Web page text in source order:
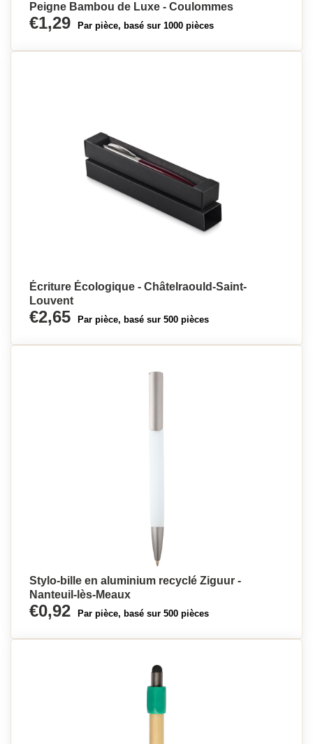
Peigne Bambou de Luxe - Coulommes
€1,29 Par pièce, basé sur 1000 pièces
Écriture Écologique - Châtelraould-Saint-
Louvent
€2,65 Par pièce, basé sur 500 pièces
Stylo-bille en aluminium recyclé Ziguur -
Nanteuil-lès-Meaux
€0,92 Par pièce, basé sur 500 pièces